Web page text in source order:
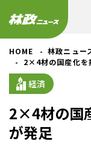
HOME
林政ニュー
2×4材の国産化を
経済
2×4材の国
が発足